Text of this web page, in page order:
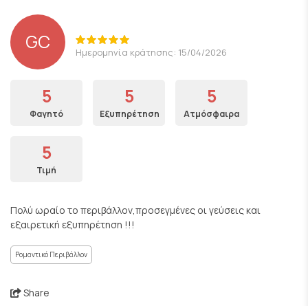
GC Ημερομηνία κράτησης: 15/04/2026
5
Φαγητό
5
Εξυπηρέτηση
5
Ατμόσφαιρα
5
Τιμή
Πολύ ωραίο το περιβάλλον,προσεγμένες οι γεύσεις και
εξαιρετική εξυπηρέτηση !!!
Ρομαντικό Περιβάλλον
Share